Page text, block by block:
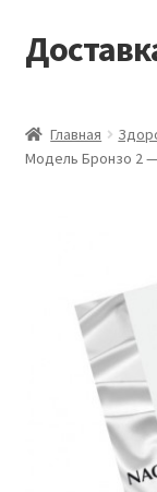
Перейти
к
Перейти
к
Доставка
Мой аккаунт
Оформление
Главная
Модель Бронзо 2